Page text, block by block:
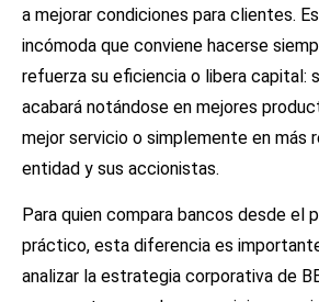
a mejorar condiciones para clientes.
incómoda que conviene hacerse
refuerza su eficiencia o libera capital:
acabará notándose en mejores
mejor servicio o simplemente en más
entidad y sus accionistas.
Para quien compara bancos desde el
práctico, esta diferencia es
analizar la estrategia corporativa de